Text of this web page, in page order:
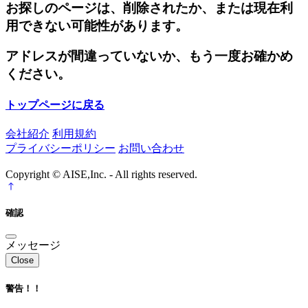
お探しのページは、削除されたか、または現在利
用できない可能性があります。
アドレスが間違っていないか、もう一度お確かめ
ください。
トップページに戻る
会社紹介 利用規約
プライバシーポリシー お問い合わせ
Copyright © AISE,Inc. - All rights reserved.
確認
メッセージ
Close
警告！！